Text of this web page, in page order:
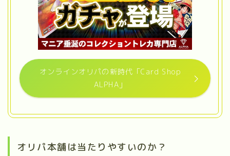
オンラインオリパの新時代「Card Shop
ALPHA」
オリパ本舗は当たりやすいのか？